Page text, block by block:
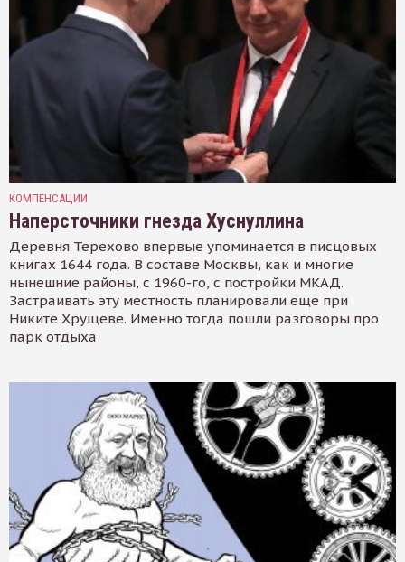
КОМПЕНСАЦИИ
Наперсточники гнезда Хуснуллина
Деревня Терехово впервые упоминается в писцовых
книгах 1644 года. В составе Москвы, как и многие
нынешние районы, с 1960-го, с постройки МКАД.
Застраивать эту местность планировали еще при
Никите Хрущеве. Именно тогда пошли разговоры про
парк отдыха